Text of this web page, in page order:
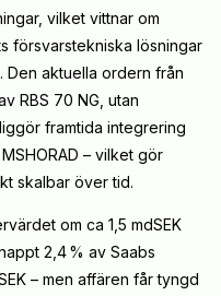
vilket vittnar om
försvarstekniska lösningar
Den aktuella ordern från
RBS 70 NG, utan
framtida integrering
– vilket gör
skalbar över tid.
om ca 1,5 mdSEK
2,4 % av Saabs
– men affären får tyngd